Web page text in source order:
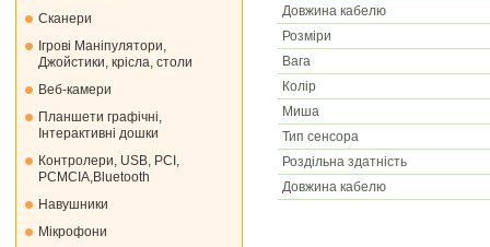
Сканери
Ігрові Маніпулятори,
Джойстики, крісла, столи
Веб-камери
Планшети графічні,
Інтерактивні дошки
Контролери, USB, PCI,
PCMCIA,Bluetooth
Навушники
Мікрофони
Довжина кабелю
Розміри
Вага
Колір
Миша
Тип сенсора
Роздільна здатність
Довжина кабелю